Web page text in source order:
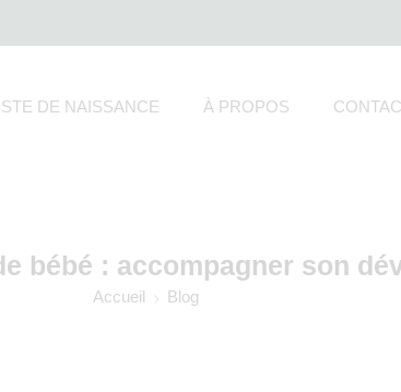
DE NAISSANCE À PROPOS
bébé : accompagner son
Accueil Blog